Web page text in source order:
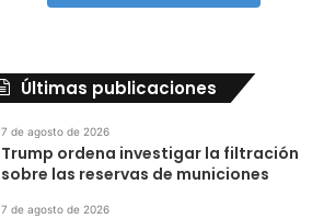
Últimas publicaciones
7 de agosto de 2026
Trump ordena investigar la filtración
sobre las reservas de municiones
7 de agosto de 2026